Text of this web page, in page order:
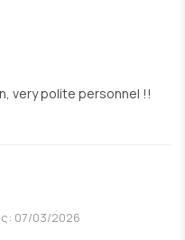
very polite personnel !!
07/03/2026